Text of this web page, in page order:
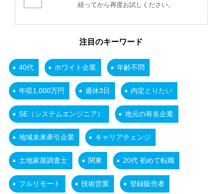
経ってから再度お試しください。
注目のキーワード
40代 ホワイト企業 年齢不問
年収1,000万円 週休3日 内定とりたい
SE（システムエンジニア） 地元の有名企業
地域未来牽引企業 キャリアチェンジ
土地家屋調査士 関東 20代 初めて転職
フルリモート 技術営業 登録販売者